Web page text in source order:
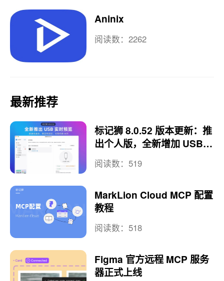
Aninix
阅读数：2262
最新推荐
标记狮 8.0.52 版本更新：推
出个人版，全新增加 USB
实时预览
阅读数：519
MarkLion Cloud MCP 配置
教程
阅读数：518
Figma 官方远程 MCP 服务
器正式上线